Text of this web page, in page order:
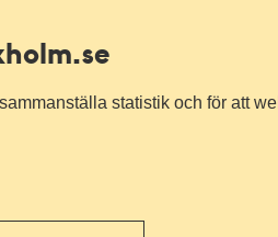
statistik och för att